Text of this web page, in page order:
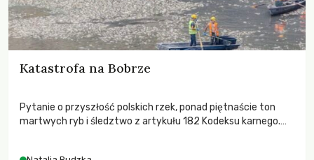
Katastrofa na Bobrze
Pytanie o przyszłość polskich rzek, ponad piętnaście ton
martwych ryb i śledztwo z artykułu 182 Kodeksu karnego.